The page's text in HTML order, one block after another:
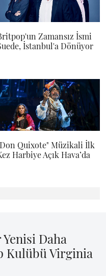
Zamansız İsmi
İstanbul'a Dönüyor
Quixote" Müzikali İlk
Harbiye Açık Hava’da
Daha
Kulübü Virginia